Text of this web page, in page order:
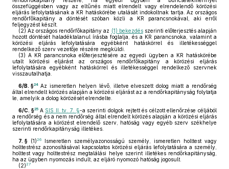
összefüggésben vagy az eltűnés miatt elrendelt vagy elrendelendő körözési
eljárás lefolytatásának a KR hatáskörébe utalását indokoltnak tartja. Az országos
rendőrfőkapitány a döntését szóban közli a KR parancsnokával, aki erről
feljegyzést készít.
(2) Az országos rendőrfőkapitány az (1) bekezdésszerinti előterjesztés alapján
hozott döntését haladéktalanul írásba foglalja, és a KR parancsnoka, valamint a
körözési eljárás lefolytatására egyébként hatáskörrel és illetékességgel
rendelkező szerv vezetője részére megküldi.
(3) A KR parancsnoka előterjesztésére az egyedi ügyben a KR hatáskörébe
utalt körözési eljárást az országos rendőrfőkapitány a körözési eljárás
lefolytatására egyébként hatáskörrel és illetékességgel rendelkező szervnek
visszautalhatja.
6/B. §24 Az ismeretlen helyen lévő, illetve elveszett dolog miatt a rendőrség
által elrendelt körözés alapján a körözési eljárást az a rendőrkapitányság folytatja
le, amelyik a dolog körözését elrendelte.
6/C. §25 A SIS II. tv. 7. §-a szerinti dolgok rejtett és célzott ellenőrzése céljából
a rendőrség és a nem rendőrség által elrendelt körözés alapján a körözési eljárás
lefolytatására a körözést elrendelő szerv, hatóság vagy egyéb szerv székhelye
szerinti rendőrkapitányság illetékes.
7. § (1)26
Ismeretlen személyazonosságú személy, ismeretlen holttest vagy
holttestrész azonosításával kapcsolatos körözési eljárás lefolytatására a személy,
holttest vagy holttestrész megtalálási helye szerint illetékes rendőrkapitányság,
ha az ügyben nyomozás indult, az eljáró nyomozó hatóság jogosult.
(2)27